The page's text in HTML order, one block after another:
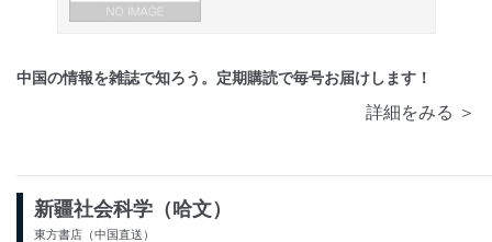
中国の情報を雑誌で知ろう。定期購読で毎号お届けします！
詳細をみる ＞
新疆社会科学（哈文）
東方書店（中国直送）